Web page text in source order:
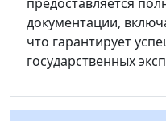
документации,
что гарантирует
государственных